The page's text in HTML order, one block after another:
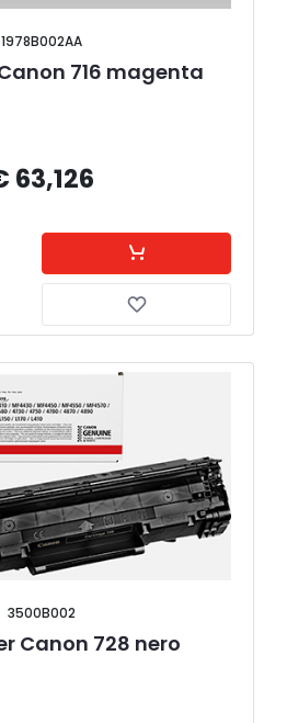
1978B002AA
716 magenta
63,126
3500B002
Canon 728 nero